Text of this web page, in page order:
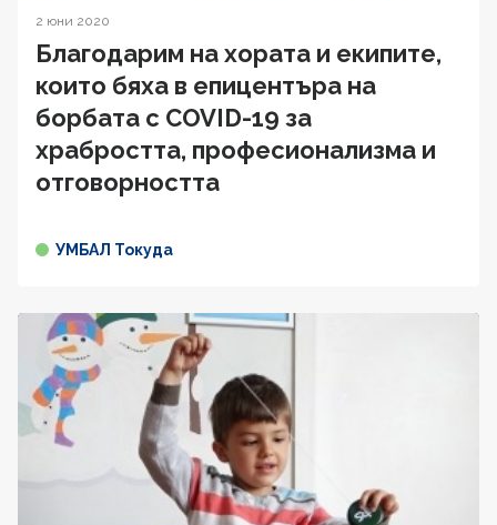
2 юни 2020
Благодарим на хората и екипите,
които бяха в епицентъра на
борбата с COVID-19 за
храбростта, професионализма и
отговорността
УМБАЛ Токуда